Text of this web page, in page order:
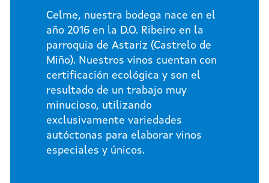
Celme, nuestra bodega nace en el
año 2016 en la D.O. Ribeiro en la
parroquia de Astariz (Castrelo de
Miño). Nuestros vinos cuentan con
certificación ecológica y son el
resultado de un trabajo muy
minucioso, utilizando
exclusivamente variedades
autóctonas para elaborar vinos
especiales y únicos.